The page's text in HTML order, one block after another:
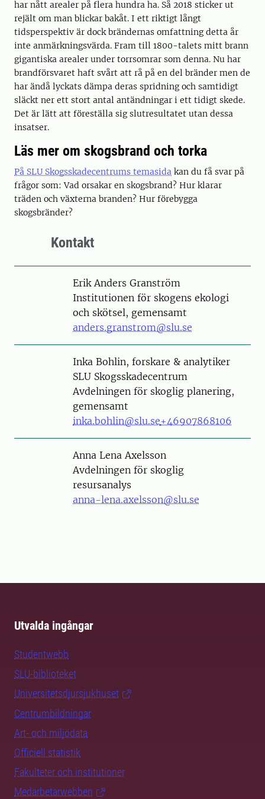
har nått arealer på flera hundra ha. Så 2018 sticker ut
rejält om man blickar bakåt. I ett riktigt långt
tidsperspektiv är dock brändernas omfattning detta år
inte anmärkningsvärda. Fram till 1800-talets mitt brann
gigantiska arealer under torrsomrar som denna. Nu har
brandförsvaret haft svårt att rå på en del bränder men de
har ändå lyckats dämpa deras spridning och samtidigt
släckt ner ett stort antal antändningar i ett tidigt skede.
Det är lätt att föreställa sig slutresultatet utan dessa
insatser.
Läs mer om skogsbrand och torka
På SLU Skogsskadecentrums temasida kan du få svar på
frågor som: Vad orsakar en skogsbrand? Hur klarar
träden och växterna branden? Hur förebygga
skogsbränder?
Kontakt
PersonErik Anders Granström
Institutionen för skogens ekologi
och skötsel, gemensamt
anders.granstrom@slu.se
PersonInka Bohlin, forskare & analytiker
SLU Skogsskadecentrum
Avdelningen för skoglig planering,
gemensamt
inka.bohlin@slu.se+46907868106
PersonAnna Lena Axelsson
Avdelningen för skoglig
resursanalys
anna-lena.axelsson@slu.se
Utvalda ingångar
Studentwebb
SLU-biblioteket
Universitetsdjursjukhuset
Centrumbildningar
Art- och miljödata
Officiell statistik
Fakulteter och institutioner
Medarbetarwebben